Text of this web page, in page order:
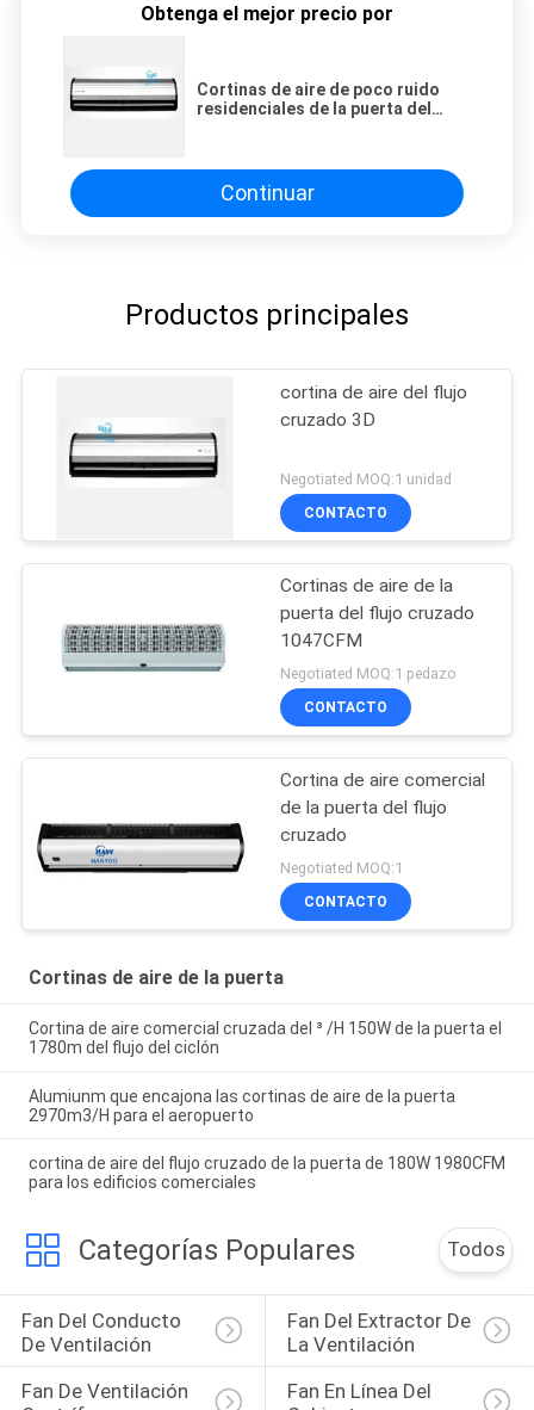
Obtenga el mejor precio por
Cortinas de aire de poco ruido
residenciales de la puerta del
Continuar
Productos principales
cortina de aire del flujo
cruzado 3D
Negotiated MOQ:1 unidad
CONTACTO
Cortinas de aire de la
puerta del flujo cruzado
1047CFM
Negotiated MOQ:1 pedazo
CONTACTO
Cortina de aire comercial
de la puerta del flujo
cruzado
Negotiated MOQ:1
CONTACTO
Cortinas de aire de la puerta
Cortina de aire comercial cruzada del ³ /H 150W de la puerta el
1780m del flujo del ciclón
Alumiunm que encajona las cortinas de aire de la puerta
2970m3/H para el aeropuerto
cortina de aire del flujo cruzado de la puerta de 180W 1980CFM
para los edificios comerciales
Categorías Populares Todos
Fan Del Conducto
De Ventilación
Fan Del Extractor De
La Ventilación
Fan De Ventilación
Fan En Línea Del